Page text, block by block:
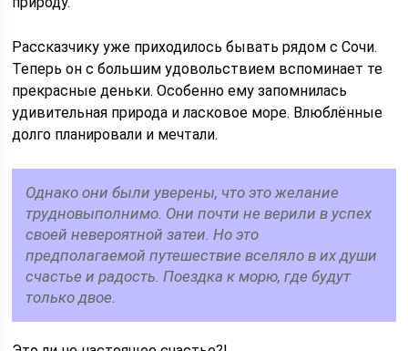
Рассказчику уже приходилось бывать рядом с Сочи.
Теперь он с большим удовольствием вспоминает те
прекрасные деньки. Особенно ему запомнилась
удивительная природа и ласковое море. Влюблённые
долго планировали и мечтали.
Однако они были уверены, что это желание
трудновыполнимо. Они почти не верили в успех
своей невероятной затеи. Но это
предполагаемой путешествие вселяло в их души
счастье и радость. Поездка к морю, где будут
только двое.